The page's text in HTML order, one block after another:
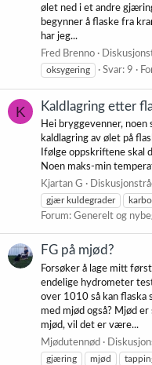
ølet ned i et andre
begynner å flaske fra
har jeg...
Fred Brenno
oksygering
Svar: 9
K Kaldlagring etter
Hei bryggevenner,
kaldlagring av ølet på
Ifølge oppskriftene skal
Noen maks-min
Kjartan G
gjær kuldegrader
Forum: Generelt og
FG på mjød?
Forsøker å lage mitt
endelige hydrometer
over 1010 så kan flaska
med mjød også? Mjød
mjød, vil det er være...
Mjødutennød
gjæring
mjød